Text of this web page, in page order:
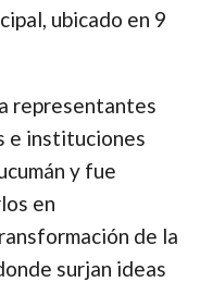
ubicado en 9
representantes
e instituciones
y fue
en
de la
surjan ideas